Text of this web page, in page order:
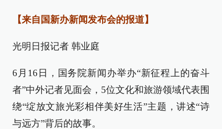
【来自国新办新闻发布会的报道】
光明日报记者 韩业庭
6月16日，国务院新闻办举办“新征程上的奋斗
者”中外记者见面会，5位文化和旅游领域代表围
绕“绽放文旅光彩相伴美好生活”主题，讲述“诗
与远方”背后的故事。